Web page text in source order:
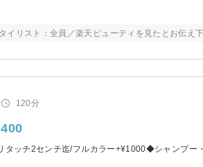
リスト：全員／楽天ビューティを見たとお伝え下
120分
ッチ2センチ迄/フルカラー+¥1000◆シャンプー